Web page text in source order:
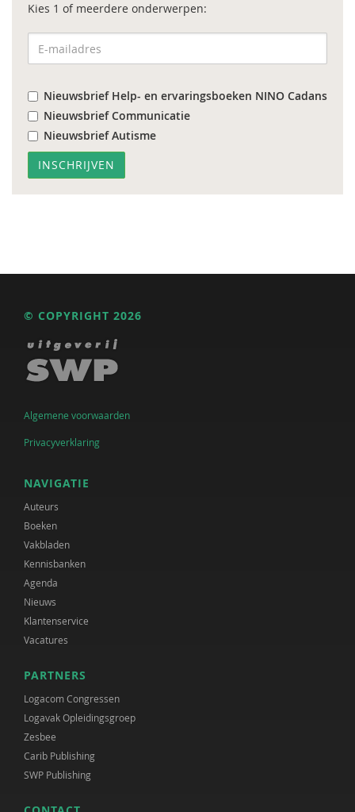
Kies 1 of meerdere onderwerpen:
Nieuwsbrief Help- en ervaringsboeken NINO Cadans
Nieuwsbrief Communicatie
Nieuwsbrief Autisme
© COPYRIGHT 2026
Algemene voorwaarden
Privacyverklaring
NAVIGATIE
Auteurs
Boeken
Vakbladen
Kennisbanken
Agenda
Nieuws
Klantenservice
Vacatures
PARTNERS
Logacom Congressen
Logavak Opleidingsgroep
Zesbee
Carib Publishing
SWP Publishing